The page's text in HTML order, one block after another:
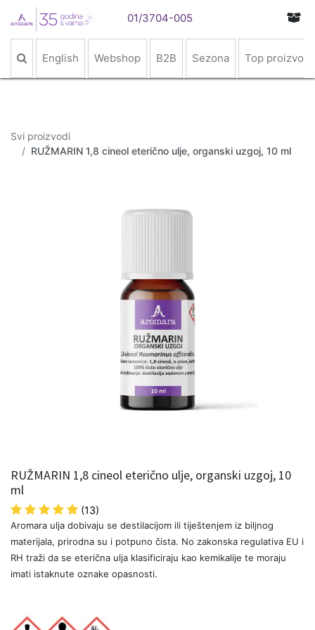
01/3704-005
English Webshop B2B Sezona Top proizvodi
Svi proizvodi
RUŽMARIN 1,8 cineol eterično ulje, organski uzgoj, 10 ml
RUŽMARIN 1,8 cineol eterično ulje, organski uzgoj, 10
ml
(13)
Aromara ulja dobivaju se destilacijom ili tiještenjem iz biljnog
materijala, prirodna su i potpuno čista. No zakonska regulativa EU i
RH traži da se eterična ulja klasificiraju kao kemikalije te moraju
imati istaknute oznake opasnosti.